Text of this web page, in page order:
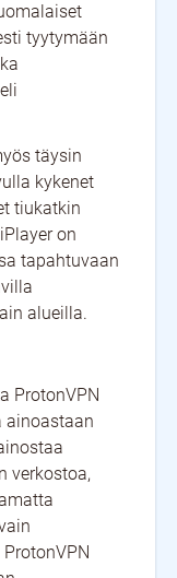
tyytymään
täysin
kykenet
tiukatkin
on
tapahtuvaan
alueilla.
ProtonVPN
ainoastaan
verkostoa,